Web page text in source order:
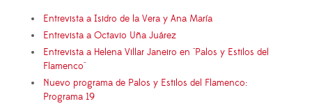
Entrevista a Isidro de la Vera y Ana María
Entrevista a Octavio Uña Juárez
Entrevista a Helena Villar Janeiro en "Palos y Estilos del
Flamenco"
Nuevo programa de Palos y Estilos del Flamenco:
Programa 19